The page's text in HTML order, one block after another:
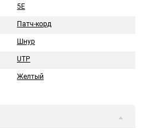
5Е
Патч-корд
Шнур
UTP
Желтый